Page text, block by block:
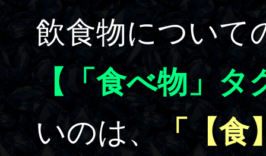
飲食物について
【「食べ物」タ
いのは、
「【食